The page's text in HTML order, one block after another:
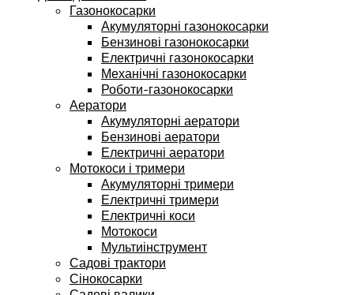
Газонокосарки
Акумуляторні газонокосарки
Бензинові газонокосарки
Електричні газонокосарки
Механічні газонокосарки
Роботи-газонокосарки
Аератори
Акумуляторні аератори
Бензинові аератори
Електричні аератори
Мотокоси і тримери
Акумуляторні тримери
Електричні тримери
Електричні коси
Мотокоси
Мультиінструмент
Садові трактори
Сінокосарки